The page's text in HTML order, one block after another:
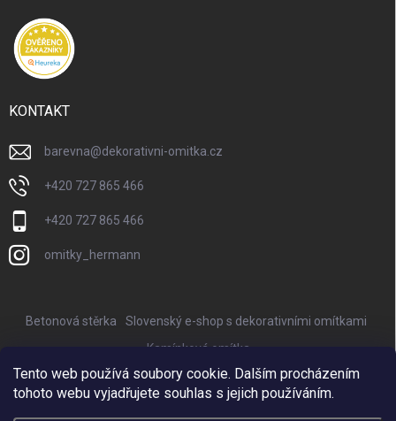
Tento web používá soubory cookie. Dalším procházením
tohoto webu vyjadřujete souhlas s jejich používáním.
KONTAKT
barevna@dekorativni-omitka.cz
+420 727 865 466
+420 727 865 466
omitky_hermann
Betonová stěrka
Slovenský e-shop s dekorativními omítkami
Kamínková omítka
Nejkrásnější keramické květináče Provencelia
Online marketing zajišťuje BISQUE